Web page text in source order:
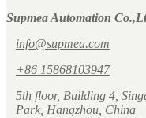
Supmea Automation
info@supmea.com
+86 15868103947
5th floor, Building 4,
Park, Hangzhou, China